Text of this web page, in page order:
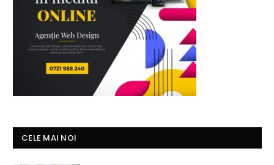
CELE MAI NOI